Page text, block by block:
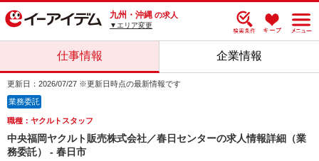
九州・沖縄 の求人
▼エリア変更
仕事情報 企業情報
更新日：2026/07/27 ※更新日時点の最新情報です
業務委託
職種：ヤクルトスタッフ
中央福岡ヤクルト販売株式会社／春日センターの求人情報詳細（業
務委託） - 春日市